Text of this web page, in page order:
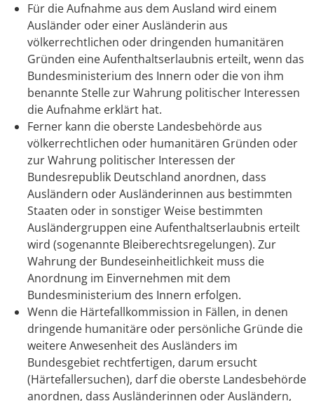
Für die Aufnahme aus dem Ausland wird einem
Ausländer oder einer Ausländerin aus
völkerrechtlichen oder dringenden humanitären
Gründen eine Aufenthaltserlaubnis erteilt, wenn das
Bundesministerium des Innern oder die von ihm
benannte Stelle zur Wahrung politischer Interessen
die Aufnahme erklärt hat.
Ferner kann die oberste Landesbehörde aus
völkerrechtlichen oder humanitären Gründen oder
zur Wahrung politischer Interessen der
Bundesrepublik Deutschland anordnen, dass
Ausländern oder Ausländerinnen aus bestimmten
Staaten oder in sonstiger Weise bestimmten
Ausländergruppen eine Aufenthaltserlaubnis erteilt
wird (sogenannte Bleiberechtsregelungen). Zur
Wahrung der Bundeseinheitlichkeit muss die
Anordnung im Einvernehmen mit dem
Bundesministerium des Innern erfolgen.
Wenn die Härtefallkommission in Fällen, in denen
dringende humanitäre oder persönliche Gründe die
weitere Anwesenheit des Ausländers im
Bundesgebiet rechtfertigen, darum ersucht
(Härtefallersuchen), darf die oberste Landesbehörde
anordnen, dass Ausländerinnen oder Ausländern,